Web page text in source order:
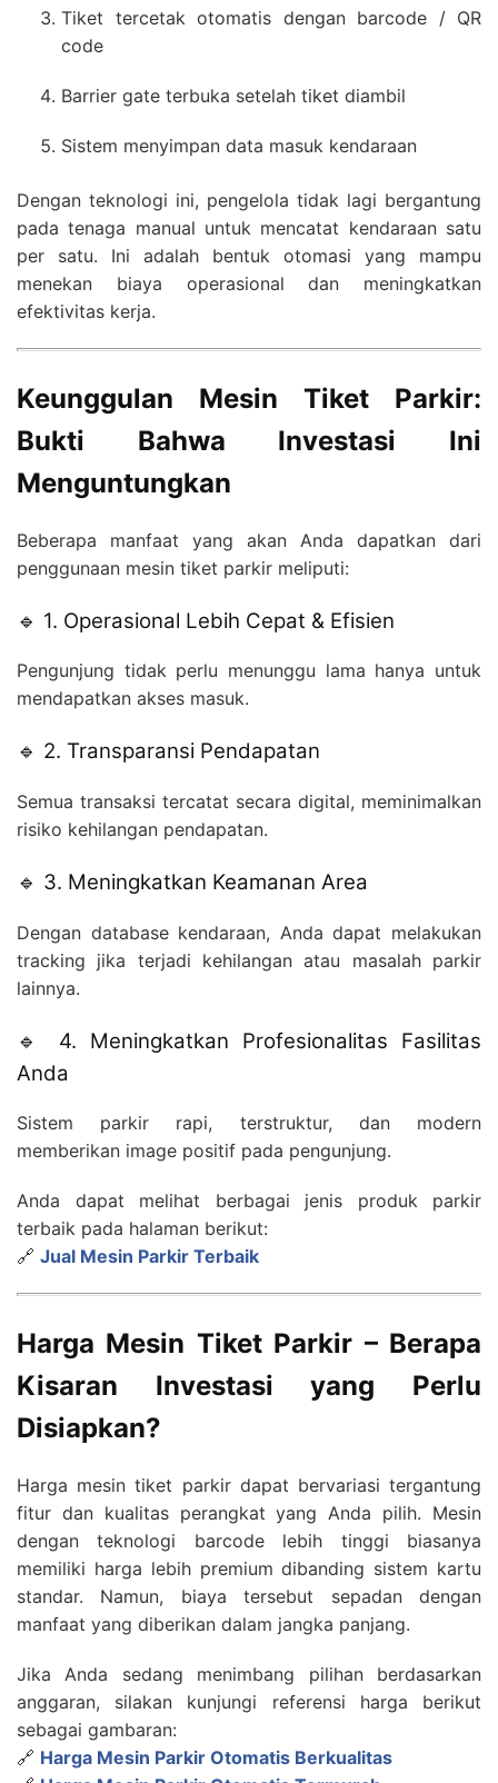
Tiket tercetak otomatis dengan barcode / QR
code
Barrier gate terbuka setelah tiket diambil
Sistem menyimpan data masuk kendaraan
Dengan teknologi ini, pengelola tidak lagi bergantung
pada tenaga manual untuk mencatat kendaraan satu
per satu. Ini adalah bentuk otomasi yang mampu
menekan biaya operasional dan meningkatkan
efektivitas kerja.
Keunggulan Mesin Tiket Parkir:
Bukti Bahwa Investasi Ini
Menguntungkan
Beberapa manfaat yang akan Anda dapatkan dari
penggunaan mesin tiket parkir meliputi:
🔹 1. Operasional Lebih Cepat & Efisien
Pengunjung tidak perlu menunggu lama hanya untuk
mendapatkan akses masuk.
🔹 2. Transparansi Pendapatan
Semua transaksi tercatat secara digital, meminimalkan
risiko kehilangan pendapatan.
🔹 3. Meningkatkan Keamanan Area
Dengan database kendaraan, Anda dapat melakukan
tracking jika terjadi kehilangan atau masalah parkir
lainnya.
🔹 4. Meningkatkan Profesionalitas Fasilitas
Anda
Sistem parkir rapi, terstruktur, dan modern
memberikan image positif pada pengunjung.
Anda dapat melihat berbagai jenis produk parkir
terbaik pada halaman berikut:
🔗 Jual Mesin Parkir Terbaik
Harga Mesin Tiket Parkir – Berapa
Kisaran Investasi yang Perlu
Disiapkan?
Harga mesin tiket parkir dapat bervariasi tergantung
fitur dan kualitas perangkat yang Anda pilih. Mesin
dengan teknologi barcode lebih tinggi biasanya
memiliki harga lebih premium dibanding sistem kartu
standar. Namun, biaya tersebut sepadan dengan
manfaat yang diberikan dalam jangka panjang.
Jika Anda sedang menimbang pilihan berdasarkan
anggaran, silakan kunjungi referensi harga berikut
sebagai gambaran:
🔗 Harga Mesin Parkir Otomatis Berkualitas